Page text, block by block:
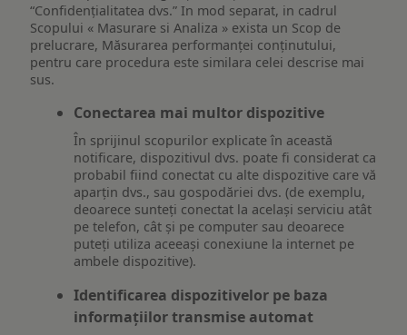
“Confidențialitatea dvs.” In mod separat, in cadrul
Scopului « Masurare si Analiza » exista un Scop de
prelucrare, Măsurarea performanței conținutului,
pentru care procedura este similara celei descrise mai
sus.
Conectarea mai multor dispozitive
În sprijinul scopurilor explicate în această
notificare, dispozitivul dvs. poate fi considerat ca
probabil fiind conectat cu alte dispozitive care vă
aparțin dvs., sau gospodăriei dvs. (de exemplu,
deoarece sunteți conectat la același serviciu atât
pe telefon, cât și pe computer sau deoarece
puteți utiliza aceeași conexiune la internet pe
ambele dispozitive).
Identificarea dispozitivelor pe baza
informațiilor transmise automat